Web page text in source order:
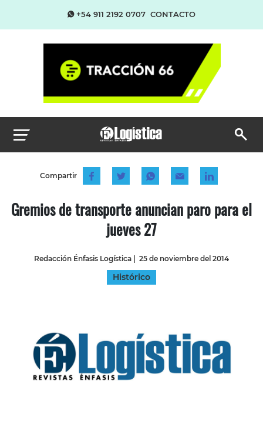
+54 911 2192 0707 CONTACTO
Compartir
Gremios de transporte anuncian paro para el
jueves 27
Redacción Énfasis Logística | 25 de noviembre del 2014
Histórico